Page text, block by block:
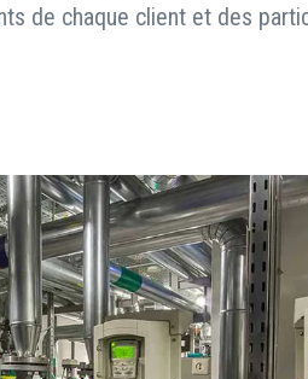
de chaque client et des